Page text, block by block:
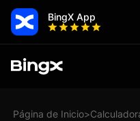
BingX App
Página de Inicio>